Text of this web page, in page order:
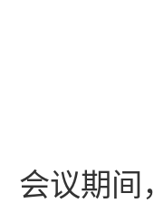
会议期间